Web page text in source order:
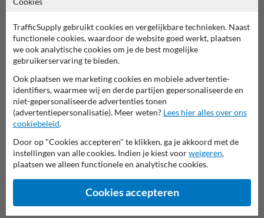
Productcategorieën in deze groep
Veiligheidsborden voor
Veiligheidsborden
TrafficSupply gebruikt cookies en vergelijkbare technieken. Naast
functionele cookies, waardoor de website goed werkt, plaatsen
we ook analytische cookies om je de best mogelijke
gebruikerservaring te bieden.
Ook plaatsen we marketing cookies en mobiele advertentie-
identifiers, waarmee wij en derde partijen gepersonaliseerde en
niet-gepersonaliseerde advertenties tonen
(advertentiepersonalisatie). Meer weten? Lees hier alles over ons
cookiebeleid.
Door op "Cookies accepteren" te klikken, ga je akkoord met de
instellingen van alle cookies. Indien je kiest voorweigeren,
plaatsen we alleen functionele en analytische cookies.
Cookies accepteren